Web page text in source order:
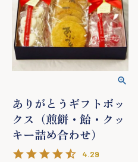
ありがとうギフトボッ
クス（煎餅・飴・クッ
キー詰め合わせ）
4.29